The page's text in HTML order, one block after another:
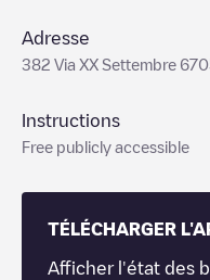
Adresse
382 Via XX Settembre
Instructions
Free publicly accessible
TÉLÉCHARGER
Afficher l'état des